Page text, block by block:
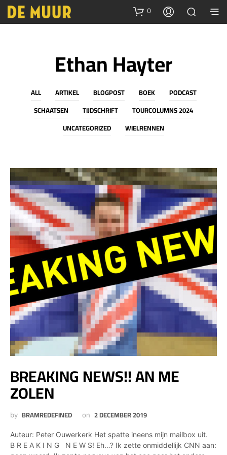
0
Ethan Hayter
ALL ARTIKEL BLOGPOST BOEK
PODCAST
SCHAATSEN
TIJDSCHRIFT
TOURCOLUMNS 2024
UNCATEGORIZED
WIELRENNEN
BREAKING NEWS!! AN ME
ZOLEN
by BRAMREDEFINED on 2 DECEMBER 2019
Auteur: Peter Ouwerkerk Het spatte ineens mijn mailbox uit.
B R E A K I N G N E W S! Eh…? Ik zette onmiddellijk CNN aan: